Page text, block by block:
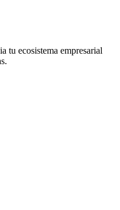
tu ecosistema empresarial